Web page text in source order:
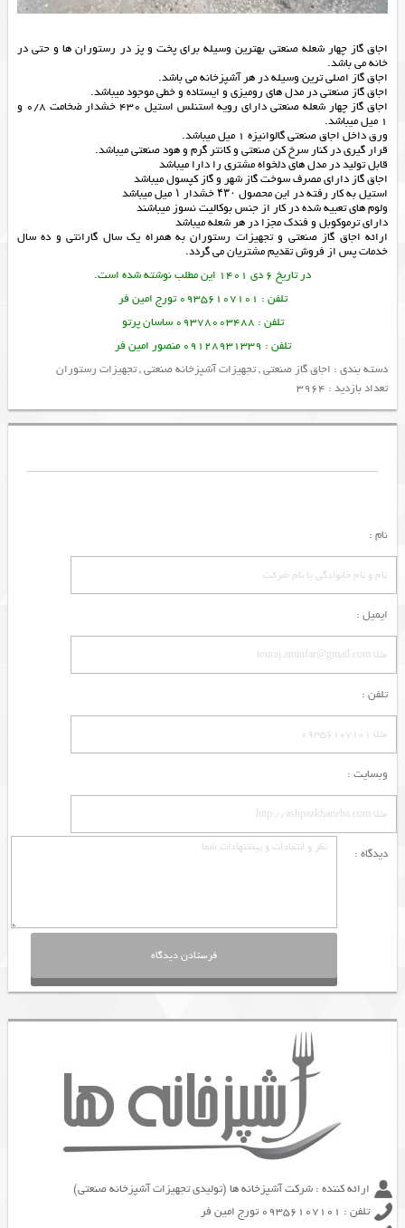
اجاق گاز چهار شعله صنعتی بهترین وسیله برای پخت و پز در رستوران ها و حتی در
خانه می باشد.
اجاق گاز اصلی ترین وسیله در هر آشپزخانه می باشد.
اجاق گاز صنعتی در مدل های رومیزی و ایستاده و خطی موجود میباشد.
اجاق گاز چهار شعله صنعتی دارای رویه استنلس استیل 430 خشدار ضخامت 0/8 و
1 میل میباشد.
ورق داخل اجاق صنعتی گالوانیزه 1 میل میباشد.
قرار گیری در کنار سرخ کن صنعتی و کانتر گرم و هود صنعتی میباشد.
قابل تولید در مدل های دلخواه مشتری را دارا میباشد
اجاق گاز دارای مصرف سوخت گاز شهر و گاز کپسول میباشد
استیل به کار رفته در این محصول ۴۳۰ خشدار ۱ میل میباشد
ولوم های تعبیه شده در کار از جنس بوکالیت نسوز میباشند
دارای ترموکوبل و فندک مجزا در هر شعله میباشد
ارائه اجاق گاز صنعتی وتجهیزات رستورانبه همراه یک سال گارانتی و ده سال
خدمات پس از فروش تقدیم مشتریان می گردد.
در تاریخ 6 دی 1401 این مطلب نوشته شده است.
تلفن : 09356107101 تورج امین فر
تلفن : 09378003488 ساسان پرتو
تلفن : 09128931339 منصور امین فر
دسته بندی : اجاق گاز صنعتی,تجهیزات آشپزخانه صنعتی,تجهیزات رستوران
تعداد بازدید : 3964
نام :
ایمیل :
تلفن :
وبسایت :
دیدگاه :
ارائه کننده : شرکت آشپزخانه ها (تولیدی تجهیزات آشپزخانه صنعتی)
تلفن : 09356107101 تورج امین فر